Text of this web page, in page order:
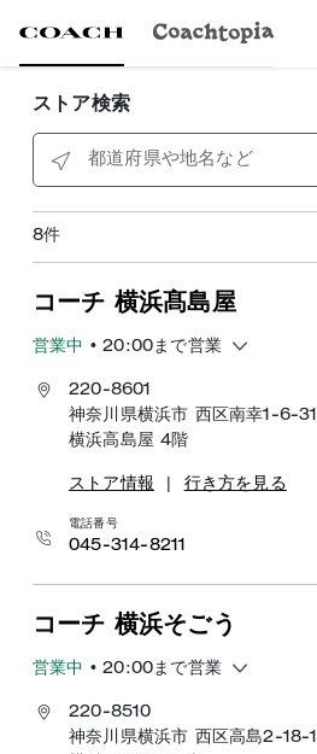
ストア検索
都道府県や地名など
8件
コーチ 横浜髙島屋
営業中 • 20:00まで営業
220-8601
神奈川県横浜市 西区南幸1-6-31
横浜高島屋 4階
ストア情報 行き方を見る
電話番号
045-314-8211
コーチ 横浜そごう
営業中 • 20:00まで営業
220-8510
神奈川県横浜市 西区高島2-18-1